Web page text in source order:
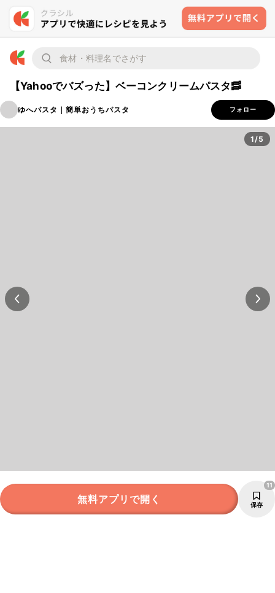
【Yahooでバズった】ベーコンクリームパスタ🥓
ゆへパスタ｜簡単おうちパスタ フォロー
1/5
無料アプリで開く 保存
11